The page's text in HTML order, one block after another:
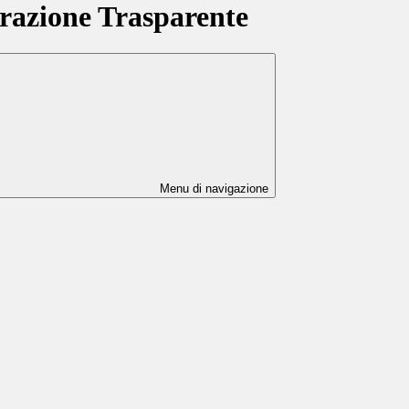
Trasparente
Menu di navigazione